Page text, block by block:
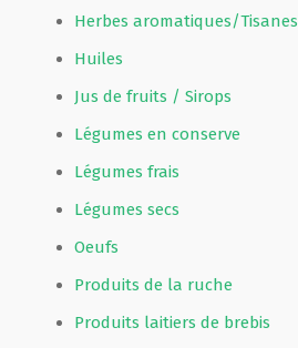
Herbes aromatiques/Tisanes
Huiles
Jus de fruits / Sirops
Légumes en conserve
Légumes frais
Légumes secs
Oeufs
Produits de la ruche
Produits laitiers de brebis